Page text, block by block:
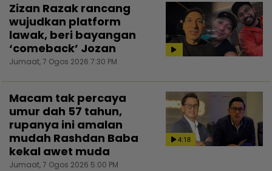
Zizan Razak rancang
wujudkan platform
lawak, beri bayangan
‘comeback’ Jozan
Jumaat, 7 Ogos 2026 7:30 PM
4:18
Macam tak percaya
umur dah 57 tahun,
rupanya ini amalan
mudah Rashdan Baba
kekal awet muda
Jumaat, 7 Ogos 2026 5:00 PM